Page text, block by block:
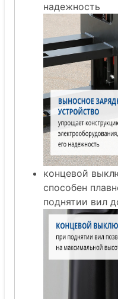
надежность
концевой
способен
поднятии вил